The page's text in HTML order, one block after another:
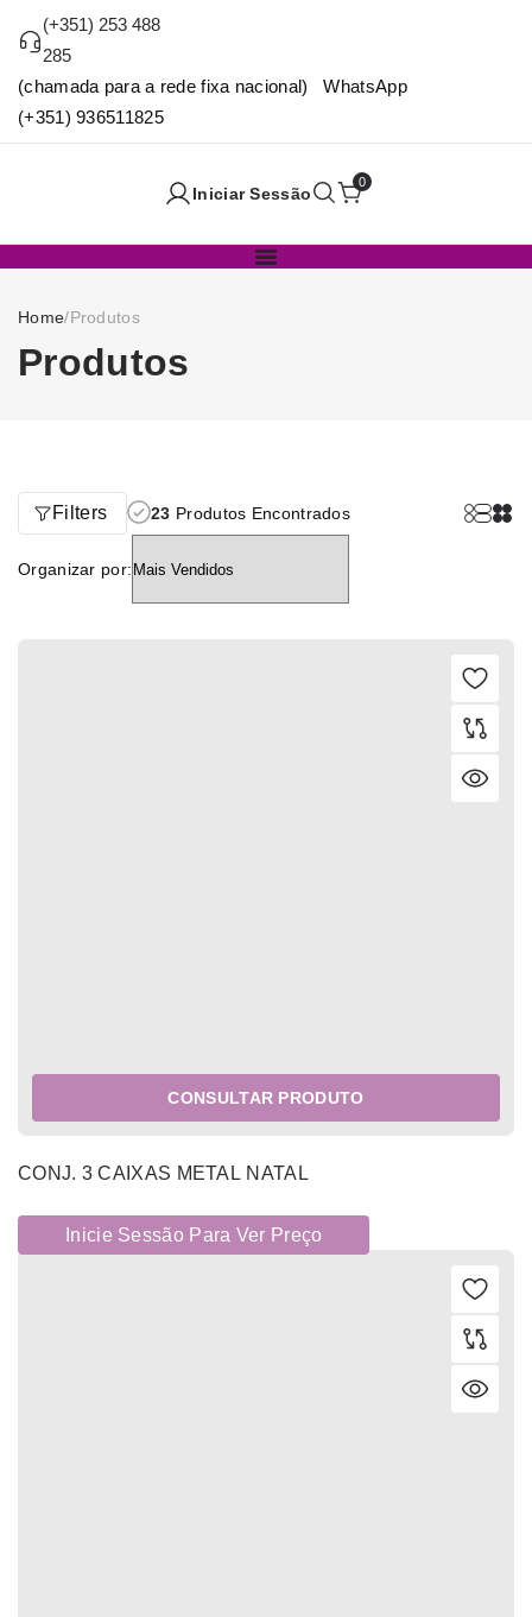
(+351) 253 488
285
(chamada para a rede fixa nacional) WhatsApp
(+351) 936511825
Iniciar Sessão
0
Home/Produtos
Produtos
Filters 23 Produtos Encontrados
Organizar por:
CONSULTAR PRODUTO
CONJ. 3 CAIXAS METAL NATAL
Inicie Sessão Para Ver Preço